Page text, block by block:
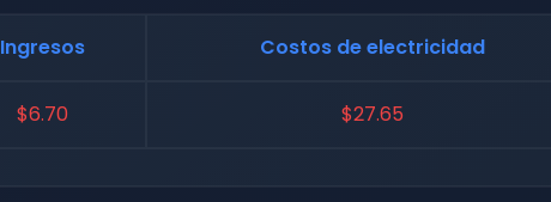
Ingresos Costos de electricidad
$6.70 $27.65